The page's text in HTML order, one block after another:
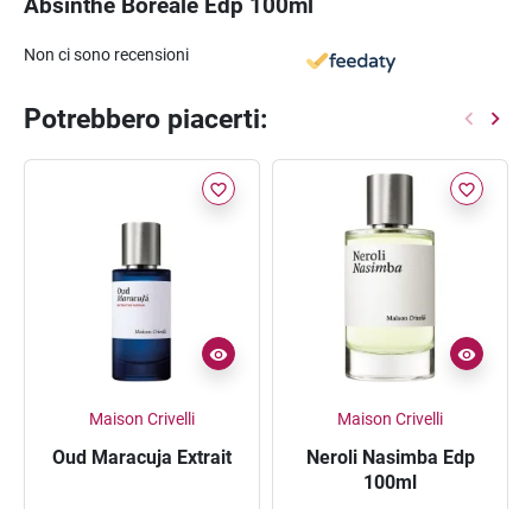
Absinthe Boréale Edp 100ml
Non ci sono recensioni
Potrebbero piacerti:
favorite_border
Maison Crivelli
Oud Maracuja Extrait
favorite_border
Maison Crivelli
Neroli Nasimba Edp
100ml